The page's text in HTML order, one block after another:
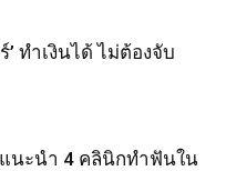
’ ทำเงินได้ ไม่ต้องจับ
นะนำ 4 คลินิกทำฟันใน